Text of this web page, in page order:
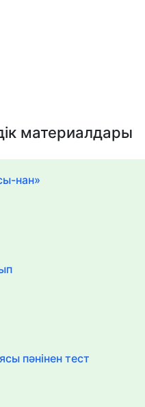
материалдары
нан»
пәнінен тест